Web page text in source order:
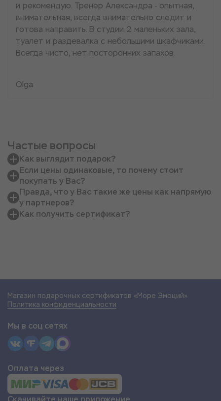
и рекомендую. Тренер Александра - опытная,
внимательная, всегда внимательно следит и
готова направить. В студии 2 маленьких зала,
туалет и раздевалка с небольшими шкафчиками.
Всегда чисто, нет посторонних запахов.
Olga
Частые вопросы
Как выглядит подарок?
Если цены одинаковые, то почему стоит
покупать у Вас?
Правда, что у Вас такие же цены как напрямую
у партнеров?
Как получить сертификат?
Магазин подарочных сертификатов «Море Эмоций»
Политика конфиденциальности
Мы в соц сетях
Оплата через